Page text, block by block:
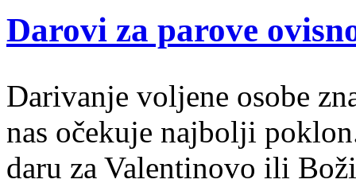
Darovi za parove
Darivanje voljene osobe
nas očekuje najbolji
daru za Valentinovo ili